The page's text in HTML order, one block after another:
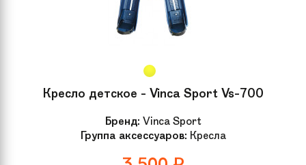
Кресло детское - Vinca Sport Vs-700
Бренд: Vinca Sport
Группа аксессуаров: Кресла